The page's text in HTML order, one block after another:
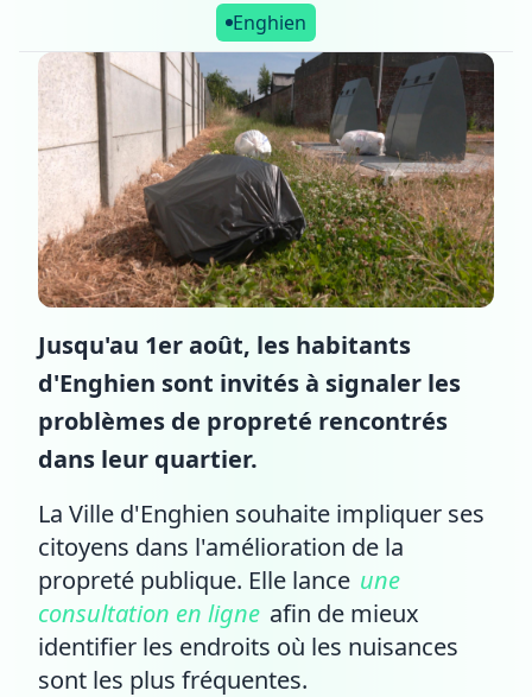
Enghien
Jusqu'au 1er août, les habitants
d'Enghien sont invités à signaler les
problèmes de propreté rencontrés
dans leur quartier.
La Ville d'Enghien souhaite impliquer ses
citoyens dans l'amélioration de la
propreté publique. Elle lance une
consultation en ligne afin de mieux
identifier les endroits où les nuisances
sont les plus fréquentes.